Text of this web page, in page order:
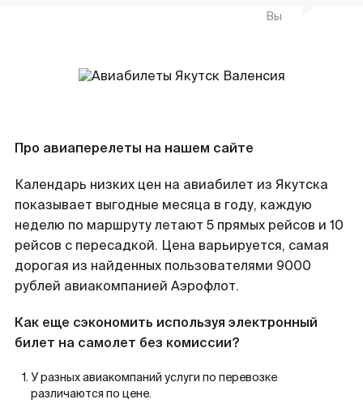
Вы
Про авиаперелеты на нашем сайте
Календарь низких цен на авиабилет из Якутска
показывает выгодные месяца в году, каждую
неделю по маршруту летают 5 прямых рейсов и 10
рейсов с пересадкой. Цена варьируется, самая
дорогая из найденных пользователями 9000
рублей авиакомпанией Аэрофлот.
Как еще сэкономить используя электронный
билет на самолет без комиссии?
У разных авиакомпаний услуги по перевозке
различаются по цене.